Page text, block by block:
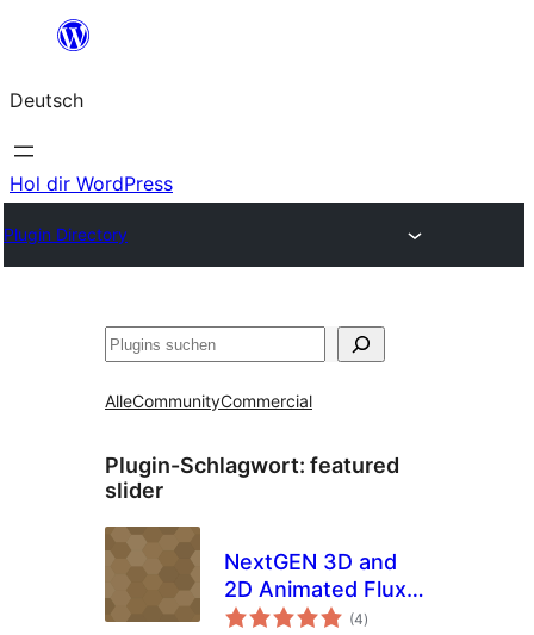
springen
Deutsch
Hol dir WordPress
Plugin Directory
Suchen
AlleCommunityCommercial
Plugin-Schlagwort: featured
slider
NextGEN 3D and
2D Animated Flux
Slider Template
(4Bewertungen
insgesamt
)